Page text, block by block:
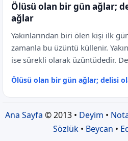
Ölüsü olan bir gün ağlar;
ağlar
Yakınlarından biri ölen kişi ilk
zamanla bu üzüntü küllenir.
ise sürekli olarak üzüntüdedir.
Ölüsü olan bir gün ağlar; delisi
Ana Sayfa © 2013 • Deyim •
Sözlük• Beycan •